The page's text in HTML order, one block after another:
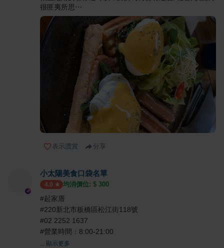
很匪夷所思⋯
表示讚賞 分享
小太陽美食口袋名單
4.0 均消價位: $ 300
#起家厝
#220新北市板橋區松江街118號
#02 2252 1637
#營業時間：8:00-21:00
... 顯示更多